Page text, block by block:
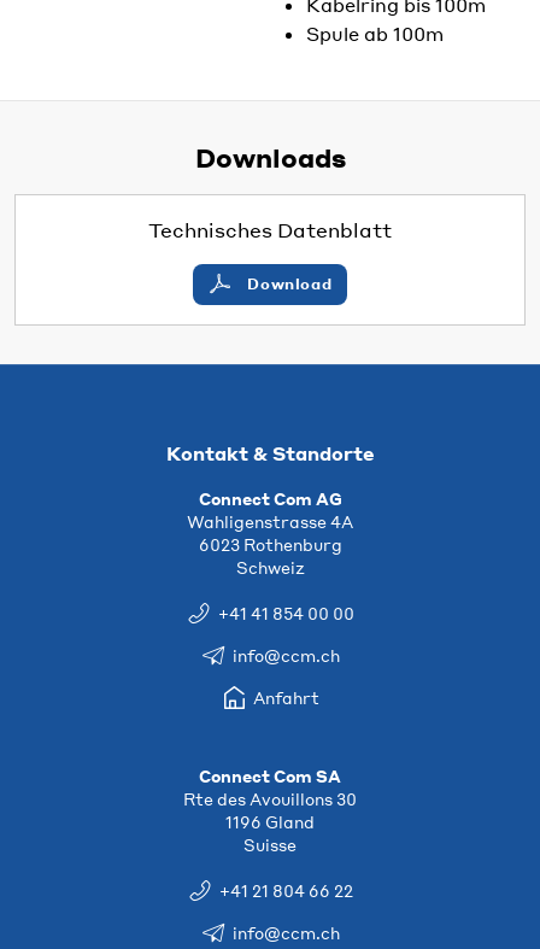
Spule ab 100m
Downloads
Technisches Datenblatt
Download
Kontakt & Standorte
Connect Com AG
Wahligenstrasse 4A
6023 Rothenburg
Schweiz
+41 41 854 00 00
info@ccm.ch
Anfahrt
Connect Com SA
Rte des Avouillons 30
1196 Gland
Suisse
+41 21 804 66 22
info@ccm.ch